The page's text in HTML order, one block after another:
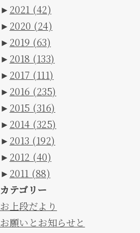
► 2021 (42)
► 2020 (24)
► 2019 (63)
► 2018 (133)
► 2017 (111)
► 2016 (235)
► 2015 (316)
► 2014 (325)
► 2013 (192)
► 2012 (40)
► 2011 (88)
カテゴリー
お上段だより
お願いとお知らせと